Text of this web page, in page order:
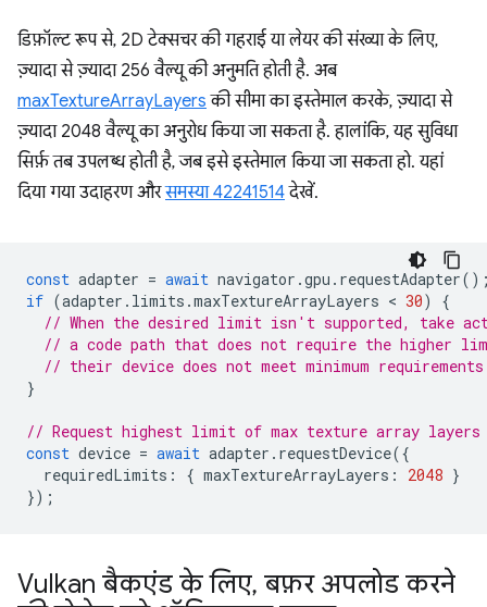
डिफ़ॉल्ट रूप से, 2D टेक्सचर की गहराई या लेयर की संख्या के लिए,
ज़्यादा से ज़्यादा 256 वैल्यू की अनुमति होती है. अब
maxTextureArrayLayers की सीमा का इस्तेमाल करके, ज़्यादा से
ज़्यादा 2048 वैल्यू का अनुरोध किया जा सकता है. हालांकि, यह सुविधा
सिर्फ़ तब उपलब्ध होती है, जब इसे इस्तेमाल किया जा सकता हो. यहां
दिया गया उदाहरण औरसमस्या 42241514देखें.
const adapter = await navigator .gpu . requestAdapter
if (adapter . limits .maxTextureArrayLayers < 30)
{
// When the desired limit isn't supported, take
// a code path that does not require the higher
// their device does not meet minimum
}
// Request highest limit of max texture array
const device = await adapter . requestDevice({
requiredLimits : { maxTextureArrayLayers : 2048 }
});
Vulkan बैकएंड के लिए, बफ़र अपलोड करने